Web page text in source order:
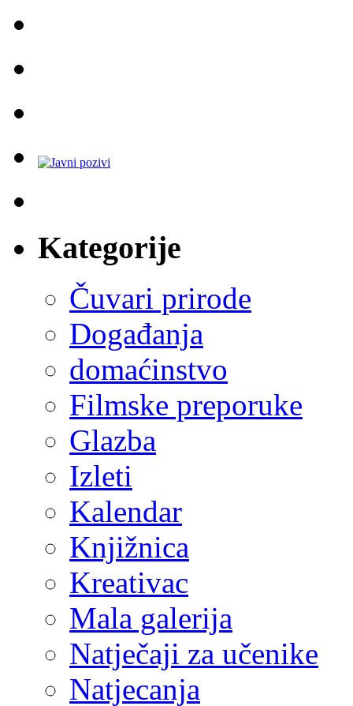
Kategorije
Čuvari prirode
Događanja
domaćinstvo
Filmske preporuke
Glazba
Izleti
Kalendar
Knjižnica
Kreativac
Mala galerija
Natječaji za učenike
Natjecanja